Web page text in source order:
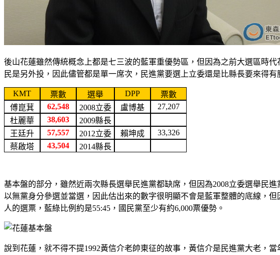
後山花蓮雖然傳統概念上都是七三波的藍軍重優勢區，但因為之前大選區時
民是另外投，因此儘管都是單一席次，民進黨要選上立委還是比縣長要來得有
KMT 票數 選舉 DPP
票數
傅崑萁
62,548 2008立委 盧博基
27,207
杜麗華
38,603
2009縣長
王廷升
57,557 2012立委 賴坤成
33,326
蔡啟塔
43,504 2014縣長
基本盤的部分，雖然近兩次縣長選舉民進黨都缺席，但因為2008立委選舉民
以無黨身分參選並當選，因此估出來的數字很明顯不會是藍軍整體的底線，
人的選票，藍綠比例約是55:45，國民黨至少有約6,000票優勢。
說到花蓮，就不得不提1992黃信介老帥東征的故事，黃信介是民進黨大老，